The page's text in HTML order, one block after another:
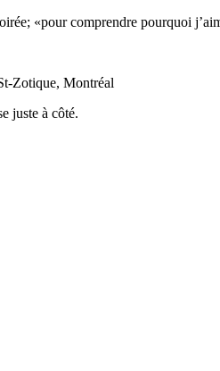
«pour comprendre pourquoi
Zotique, Montréal
juste à côté.